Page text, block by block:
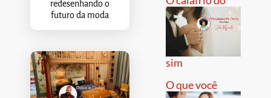
redesenhando o
futuro da moda
sim
O que você